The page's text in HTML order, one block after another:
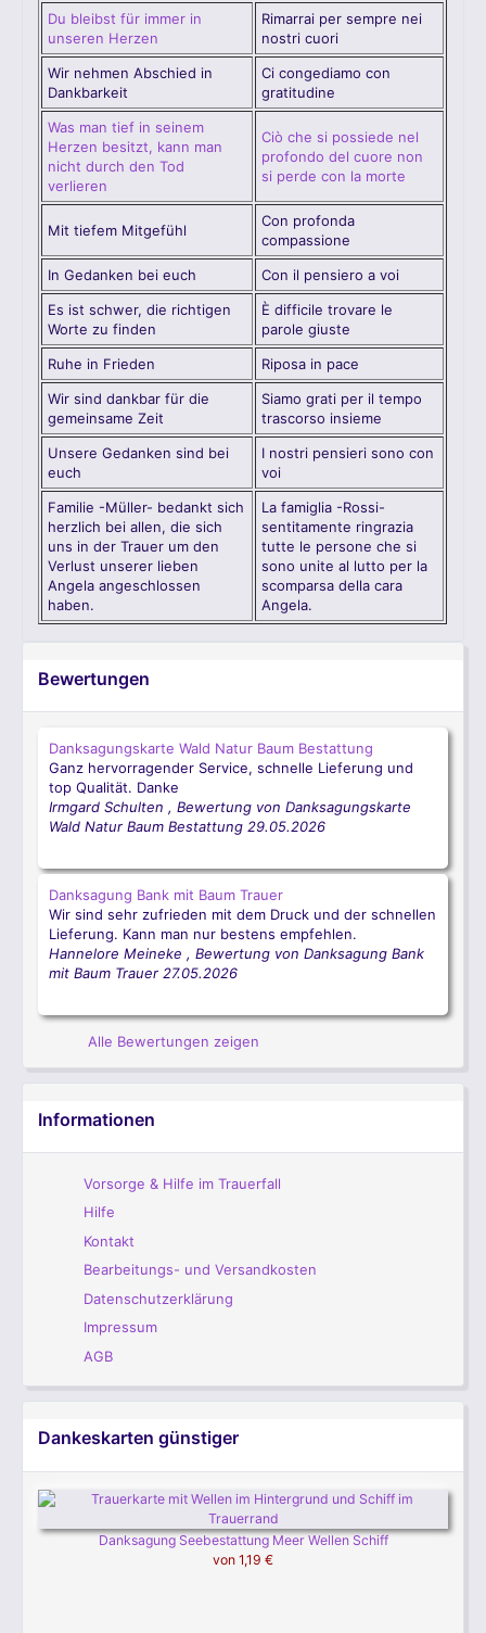
Du bleibst für immer in
unseren Herzen
Rimarrai per sempre nei
nostri cuori
Wir nehmen Abschied in
Dankbarkeit
Ci congediamo con
gratitudine
Was man tief in seinem
Herzen besitzt, kann man
nicht durch den Tod
verlieren
Ciò che si possiede nel
profondo del cuore non
si perde con la morte
Mit tiefem Mitgefühl
Con profonda
compassione
In Gedanken bei euch
Con il pensiero a voi
Es ist schwer, die richtigen
Worte zu finden
È difficile trovare le
parole giuste
Ruhe in Frieden
Riposa in pace
Wir sind dankbar für die
gemeinsame Zeit
Siamo grati per il tempo
trascorso insieme
Unsere Gedanken sind bei
euch
I nostri pensieri sono con
voi
Familie -Müller- bedankt sich
herzlich bei allen, die sich
uns in der Trauer um den
Verlust unserer lieben
Angela angeschlossen
haben.
La famiglia -Rossi-
sentitamente ringrazia
tutte le persone che si
sono unite al lutto per la
scomparsa della cara
Angela.
Bewertungen
Danksagungskarte Wald Natur Baum Bestattung
Ganz hervorragender Service, schnelle Lieferung und
top Qualität. Danke
Irmgard Schulten,Bewertung von Danksagungskarte
Wald Natur Baum Bestattung 29.05.2026
Danksagung Bank mit Baum Trauer
Wir sind sehr zufrieden mit dem Druck und der schnellen
Lieferung. Kann man nur bestens empfehlen.
Hannelore Meineke,Bewertung von Danksagung Bank
mit Baum Trauer 27.05.2026
Alle Bewertungen zeigen
Informationen
Vorsorge & Hilfe im Trauerfall
Hilfe
Kontakt
Bearbeitungs- und Versandkosten
Datenschutzerklärung
Impressum
AGB
Dankeskarten günstiger
Danksagung Seebestattung Meer Wellen Schiff
von 1,19 €